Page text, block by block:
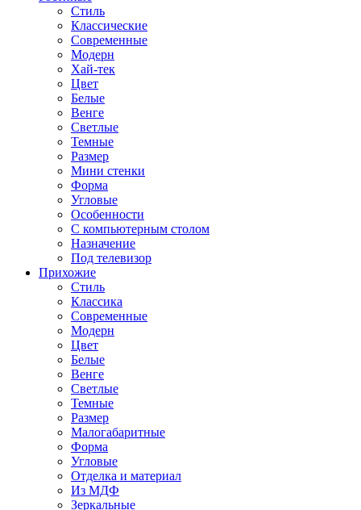
Стиль
Классические
Современные
Модерн
Хай-тек
Цвет
Белые
Венге
Светлые
Темные
Размер
Мини стенки
Форма
Угловые
Особенности
С компьютерным столом
Назначение
Под телевизор
Прихожие
Стиль
Классика
Современные
Модерн
Цвет
Белые
Венге
Светлые
Темные
Размер
Малогабаритные
Форма
Угловые
Отделка и материал
Из МДФ
Зеркальные